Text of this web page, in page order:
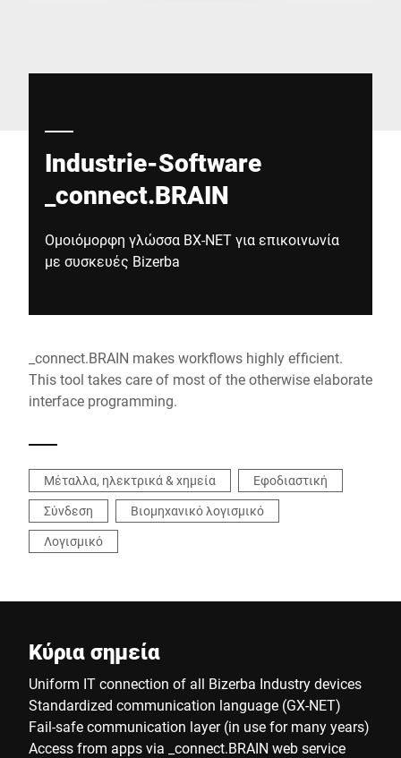
Industrie-Software
_connect.BRAIN
Ομοιόμορφη γλώσσα BX-NET για επικοινωνία
με συσκευές Bizerba
_connect.BRAIN makes workflows highly efficient.
This tool takes care of most of the otherwise elaborate
interface programming.
Μέταλλα, ηλεκτρικά & χημεία
Εφοδιαστική
Σύνδεση
Βιομηχανικό λογισμικό
Λογισμικό
Κύρια σημεία
Uniform IT connection of all Bizerba Industry devices
Standardized communication language (GX-NET)
Fail-safe communication layer (in use for many years)
Access from apps via _connect.BRAIN web service